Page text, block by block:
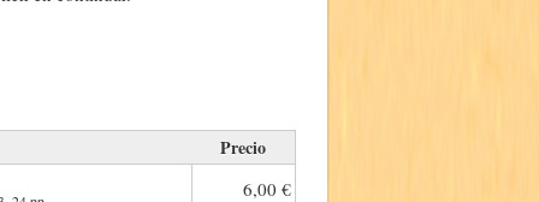
Precio
6,00 €